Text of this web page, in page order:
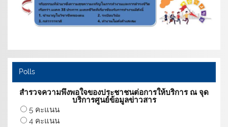
Polls
สำรวจความพึงพอใจของประชาชนต่อการให้บริการ ณ จุด
บริการศูนย์ข้อมูลข่าวสาร
5 คะแนน
4 คะแนน